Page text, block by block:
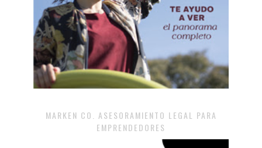
MARKEN CO. ASESORAMIENTO LEGAL PARA
EMPRENDEDORES